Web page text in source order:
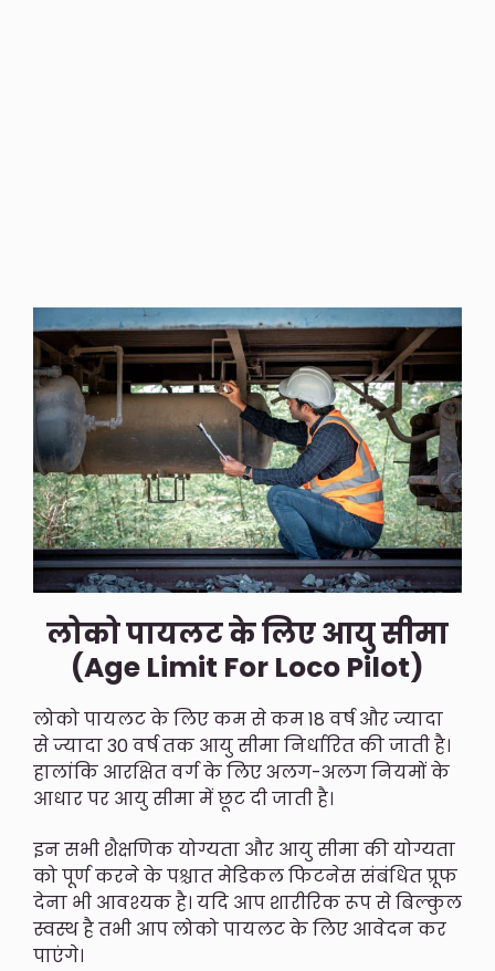
लोको पायलट के लिए आयु सीमा
(Age Limit For Loco Pilot)
लोको पायलट के लिए कम से कम 18 वर्ष और ज्यादा
से ज्यादा 30 वर्ष तक आयु सीमा निर्धारित की जाती है।
हालांकि आरक्षित वर्ग के लिए अलग-अलग नियमों के
आधार पर आयु सीमा में छूट दी जाती है।
इन सभी शैक्षणिक योग्यता और आयु सीमा की योग्यता
को पूर्ण करने के पश्चात मेडिकल फिटनेस संबंधित प्रूफ
देना भी आवश्यक है। यदि आप शारीरिक रूप से बिल्कुल
स्वस्थ है तभी आप लोको पायलट के लिए आवेदन कर
पाएंगे।